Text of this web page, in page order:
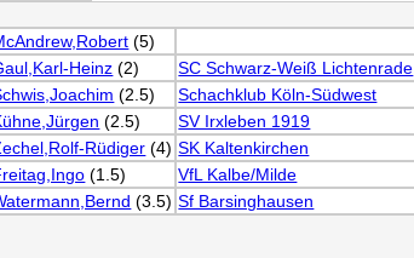
(5)
Heinz (2) SC Schwarz-Weiß Lichtenrade
(2.5) Schachklub Köln-Südwest
(2.5) SV Irxleben 1919
Rüdiger (4) SK Kaltenkirchen
(1.5) VfL Kalbe/Milde
(3.5) Sf Barsinghausen